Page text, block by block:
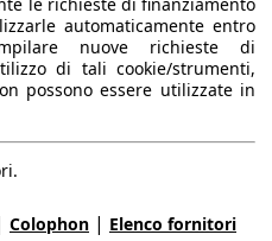
automaticamente entro
nuove richieste di
di tali cookie/strumenti,
possono essere utilizzate in
Colophon | Elenco fornitori